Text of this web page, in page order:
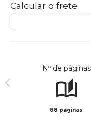
Calcular o frete
Nº de páginas
88 páginas